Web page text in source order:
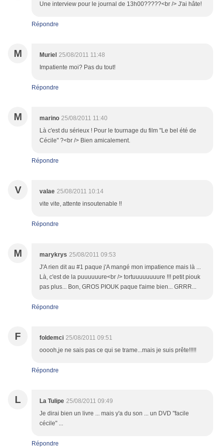
Une interview pour le journal de 13h00?????<br /> J'ai hâte!
Répondre
M Muriel 25/08/2011 11:48
Impatiente moi? Pas du tout!
Répondre
M marino 25/08/2011 11:40
Là c'est du sérieux ! Pour le tournage du film "Le bel été de
Cécile" ?<br /> Bien amicalement.
Répondre
V valae 25/08/2011 10:14
vite vite, attente insoutenable !!
Répondre
M marykrys 25/08/2011 09:53
J'A rien dit au #1 paque j'A mangé mon impatience mais là ...
Là, c'est de la puuuuuure<br /> tortuuuuuuuure !!! petit piouk
pas plus... Bon, GROS PIOUK paque t'aime bien... GRRR...
Répondre
F foldemci 25/08/2011 09:51
ooooh,je ne sais pas ce qui se trame...mais je suis prête!!!!!
Répondre
L La Tulipe 25/08/2011 09:49
Je dirai bien un livre ... mais y'a du son ... un DVD "facile
cécile" ...
Répondre